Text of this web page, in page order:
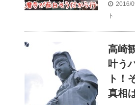
2016/
ト
高崎
叶う
ト！
真相